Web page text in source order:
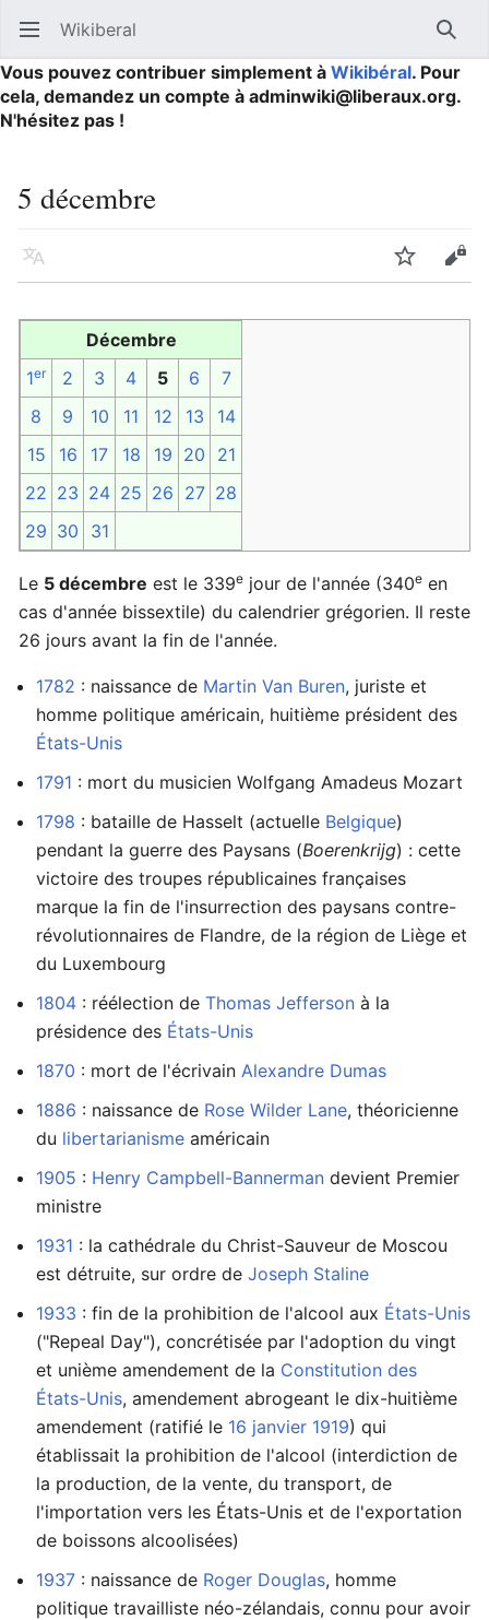
Ouvrir le menu principal Wikiberal
Vous pouvez contribuer simplement à Wikibéral. Pour
cela, demandez un compte à adminwiki@liberaux.org.
N'hésitez pas !
5 décembre
Langue Suivre
Décembre
1er 2 3 4 5 6
7
8
9 10 11 12 13
14
15
16 17 18 19 20
21
22 23 24 25 26 27 28
29 30 31
Le 5 décembre est le 339e jour de l'année (340e en
cas d'année bissextile) du calendrier grégorien. Il reste
26 jours avant la fin de l'année.
1782 : naissance de Martin Van Buren, juriste et
homme politique américain, huitième président des
États-Unis
1791 : mort du musicien Wolfgang Amadeus Mozart
1798 : bataille de Hasselt (actuelle Belgique)
pendant la guerre des Paysans (Boerenkrijg) : cette
victoire des troupes républicaines françaises
marque la fin de l'insurrection des paysans contre-
révolutionnaires de Flandre, de la région de Liège et
du Luxembourg
1804 : réélection de Thomas Jefferson à la
présidence des États-Unis
1870 : mort de l'écrivain Alexandre Dumas
1886 : naissance de Rose Wilder Lane, théoricienne
du libertarianisme américain
1905 : Henry Campbell-Bannerman devient Premier
ministre
1931 : la cathédrale du Christ-Sauveur de Moscou
est détruite, sur ordre de Joseph Staline
1933 : fin de la prohibition de l'alcool aux États-Unis
("Repeal Day"), concrétisée par l'adoption du vingt
et unième amendement de la Constitution des
États-Unis, amendement abrogeant le dix-huitième
amendement (ratifié le 16 janvier 1919) qui
établissait la prohibition de l'alcool (interdiction de
la production, de la vente, du transport, de
l'importation vers les États-Unis et de l'exportation
de boissons alcoolisées)
1937 : naissance de Roger Douglas, homme
politique travailliste néo-zélandais, connu pour avoir